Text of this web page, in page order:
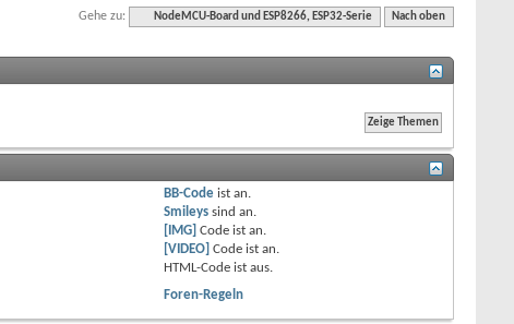
Gehe zu: NodeMCU-Board und ESP8266, ESP32-Serie Nach oben
BB-Code istan.
Smileys sindan.
[IMG] Code istan.
[VIDEO] Code istan.
HTML-Code istaus.
Foren-Regeln